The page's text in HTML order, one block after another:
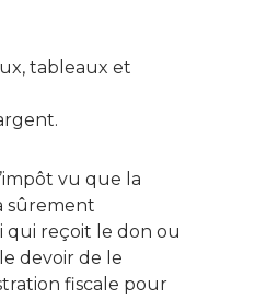
tableaux et
vu que la
sûrement
qui reçoit le don ou
devoir de le
fiscale pour